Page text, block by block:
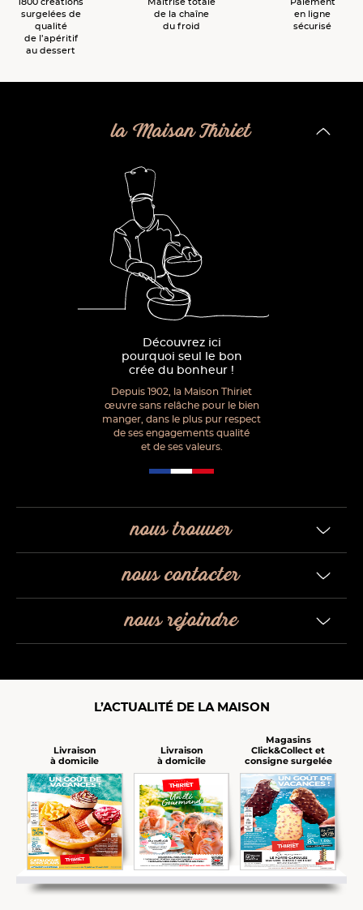
surgelées de
qualité
de l’apéritif
au dessert
de la chaîne
du froid
en ligne
sécurisé
la Maison Thiriet
Découvrez ici
pourquoi seul le bon
crée du bonheur !
Depuis 1902, la Maison Thiriet
œuvre sans relâche pour le bien
manger, dans le plus pur respect
de ses engagements qualité
et de ses valeurs.
nous trouver
nous contacter
nous rejoindre
L’ACTUALITÉ DE LA MAISON
Livraison
à domicile
Livraison
à domicile
Magasins
Click&Collect et
consigne surgelée